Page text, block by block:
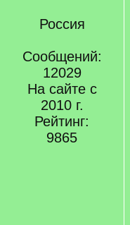
Россия
Сообщений:
12029
На сайте с
2010 г.
Рейтинг:
9865